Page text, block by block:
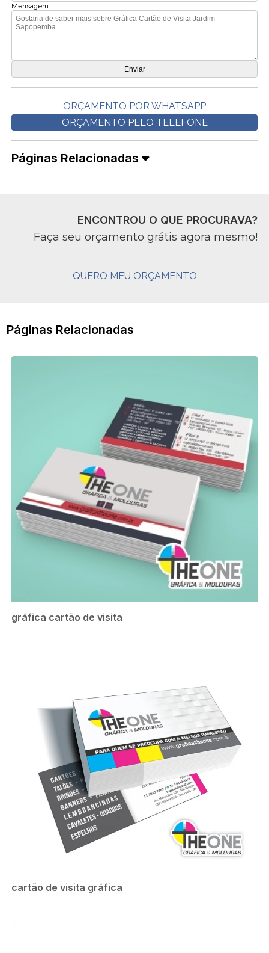
Mensagem
ORÇAMENTO POR WHATSAPP
ORÇAMENTO PELO TELEFONE
Páginas Relacionadas
ENCONTROU O QUE PROCURAVA?
Faça seu orçamento grátis agora mesmo!
QUERO MEU ORÇAMENTO
Páginas Relacionadas
gráfica cartão de visita
cartão de visita gráfica